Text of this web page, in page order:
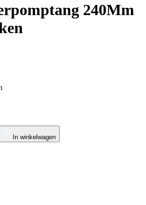
240Mm
In winkelwagen